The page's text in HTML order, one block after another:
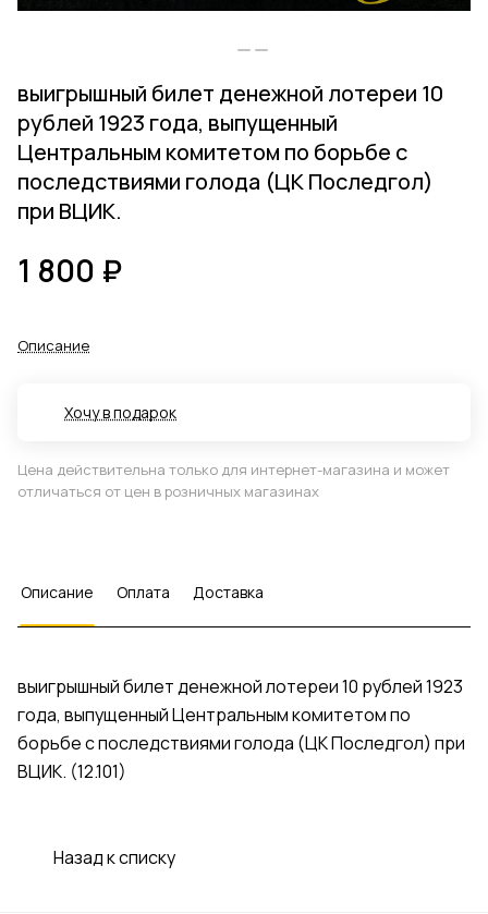
выигрышный билет денежной лотереи 10
рублей 1923 года, выпущенный
Центральным комитетом по борьбе с
последствиями голода (ЦК Последгол)
при ВЦИК.
1 800 ₽
Описание
Хочу в подарок
Цена действительна только для интернет-магазина и может
отличаться от цен в розничных магазинах
Описание Оплата Доставка
выигрышный билет денежной лотереи 10 рублей 1923
года, выпущенный Центральным комитетом по
борьбе с последствиями голода (ЦК Последгол) при
ВЦИК. (12.101)
Назад к списку